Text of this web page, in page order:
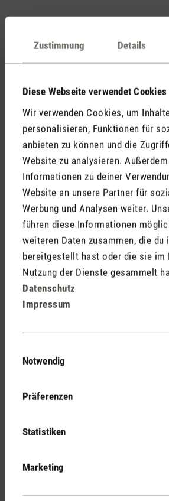
Zustimmung Details
Diese Webseite verwendet Cookies
Wir verwenden Cookies, um
personalisieren, Funktionen für
anbieten zu können und die
Website zu analysieren.
Informationen zu deiner
Website an unsere Partner für
Werbung und Analysen weiter.
führen diese Informationen
weiteren Daten zusammen, die du
bereitgestellt hast oder die sie im
Nutzung der Dienste gesammelt
Datenschutz
Impressum
Notwendig
Präferenzen
Statistiken
Marketing
Kommentare (0)
Deine Erkenntnisse mit anderen.
Jetzt Produkt bewerten
Deine